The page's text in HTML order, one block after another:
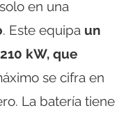
en una
. Este equipa un
kW, que
se cifra en
La batería tiene